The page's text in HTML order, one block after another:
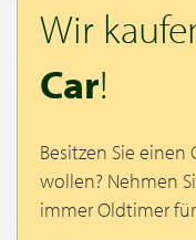
Wir
Car!
Besitzen Sie einen
wollen? Nehmen
immer Oldtimer